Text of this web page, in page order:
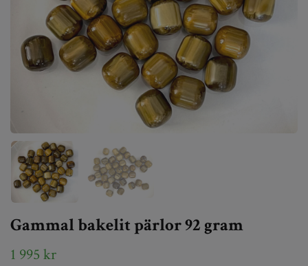
Gammal bakelit pärlor 92 gram
1 995 kr